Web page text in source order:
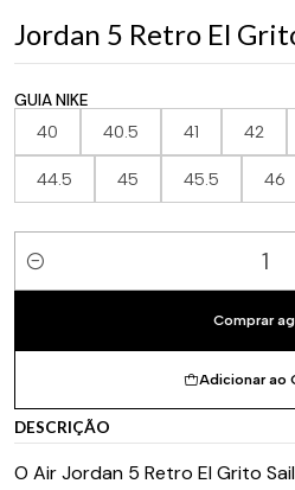
Jordan 5 Retro El
GUIA NIKE
40 40.5 41 42
44.5 45 45.5 46
Quantidade
Adicionar ao
Comprar
DESCRIÇÃO
O Air Jordan 5 Retro El Grito